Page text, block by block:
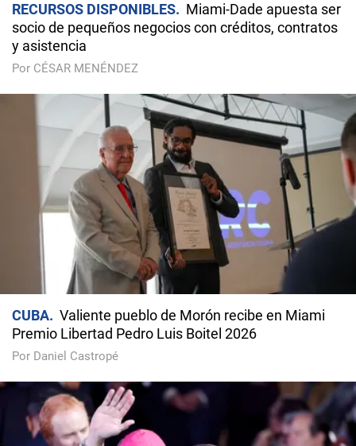
RECURSOS DISPONIBLES
Miami-Dade apuesta ser
socio de pequeños negocios con créditos, contratos
y asistencia
Por CÉSAR MENÉNDEZ
CUBA
Valiente pueblo de Morón recibe en Miami
Premio Libertad Pedro Luis Boitel 2026
Por Daniel Castropé